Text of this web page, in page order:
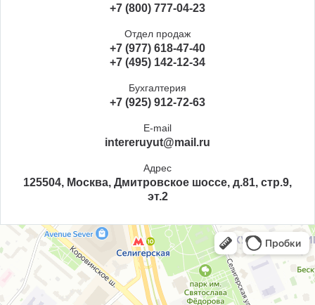
+7 (800) 777-04-23
Отдел продаж
+7 (977) 618-47-40
+7 (495) 142-12-34
Бухгалтерия
+7 (925) 912-72-63
E-mail
intereruyut@mail.ru
Адрес
125504, Москва, Дмитровское шоссе, д.81, стр.9,
эт.2